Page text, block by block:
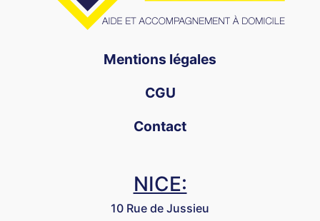
Mentions légales
CGU
Contact
NICE:
10 Rue de Jussieu